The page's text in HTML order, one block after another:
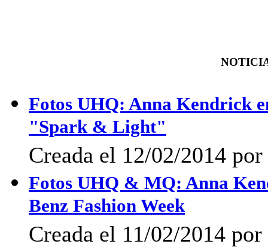
Fotos UHQ: Anna Kendrick
"Spark & Light"
Creada el 12/02/2014
Fotos UHQ & MQ: Anna
Benz Fashion Week
Creada el 11/02/2014